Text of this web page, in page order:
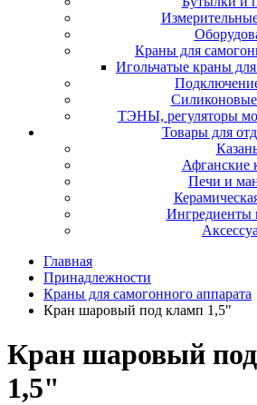
Краны для
Игольчатые краны
ТЭНЫ, регуляторы
Товары для
Афганские
Печи и
Ингредиенты
Главная
Принадлежности
Краны для самогонного аппарата
Кран шаровый под кламп 1,5"
Кран шаровый
1,5"